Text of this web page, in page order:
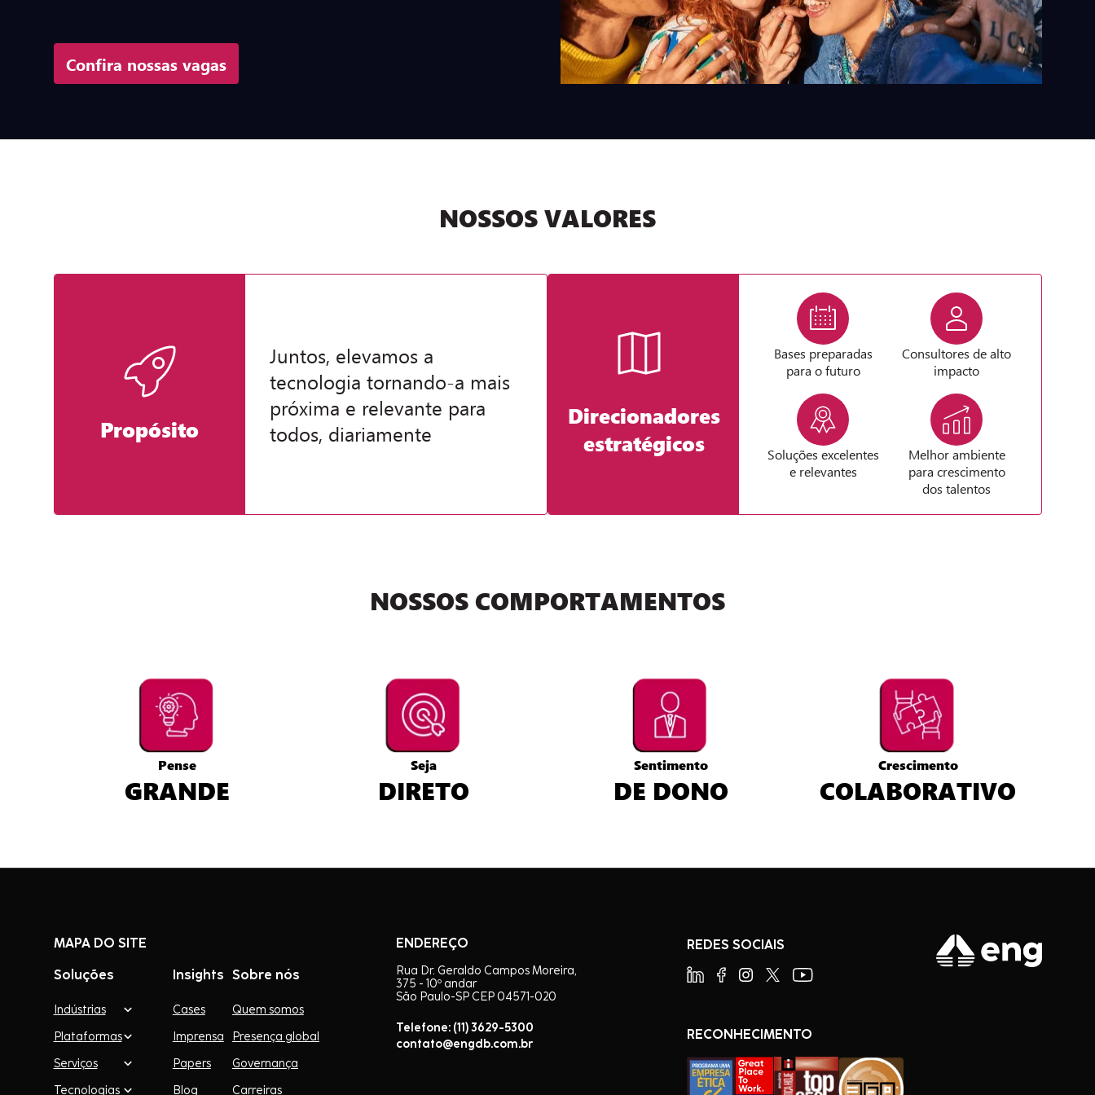
Confira nossas vagas
NOSSOS VALORES
Propósito
Juntos, elevamos a
tecnologia tornando-a mais
próxima e relevante para
todos, diariamente
Direcionadores
estratégicos
Bases preparadas
para o futuro
Consultores de alto
impacto
Soluções excelentes
e relevantes
Melhor ambiente
para crescimento
dos talentos
NOSSOS COMPORTAMENTOS
Pense
GRANDE
Seja
DIRETO
Sentimento
DE DONO
Crescimento
COLABORATIVO
MAPA DO SITE
Soluções
Indústrias
Plataformas
Serviços
Tecnologias
Insights
Cases
Imprensa
Papers
Blog
Sobre nós
Quem somos
Presença global
Governança
Carreiras
ENDEREÇO
Rua Dr. Geraldo Campos Moreira,
375 - 10º andar
São Paulo-SP CEP 04571-020
Telefone: (11) 3629-5300
contato@engdb.com.br
REDES SOCIAIS
RECONHECIMENTO